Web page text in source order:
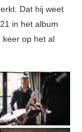
Dat hij weet
in het album
keer op het al